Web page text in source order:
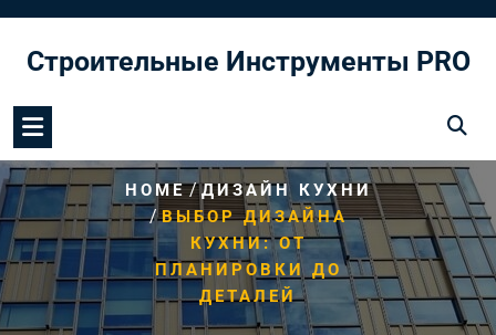
содержимому
Строительные Инструменты PRO
HOME/ДИЗАЙН КУХНИ
/ВЫБОР ДИЗАЙНА
КУХНИ: ОТ
ПЛАНИРОВКИ ДО
ДЕТАЛЕЙ